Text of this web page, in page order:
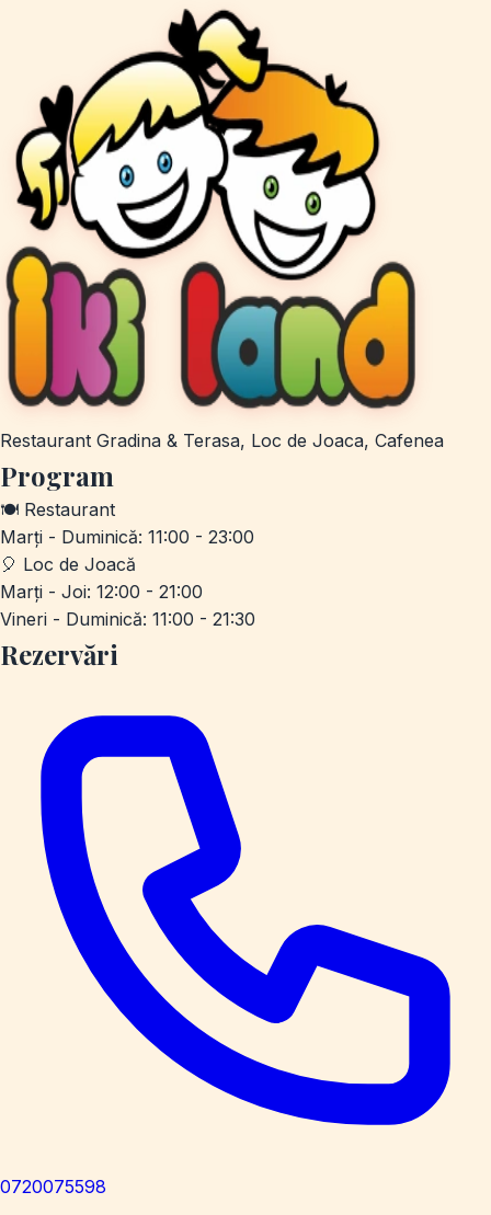
Restaurant Gradina & Terasa, Loc de Joaca, Cafenea
Program
🍽️ Restaurant
Marți - Duminică: 11:00 - 23:00
🎈 Loc de Joacă
Marți - Joi: 12:00 - 21:00
Vineri - Duminică: 11:00 - 21:30
Rezervări
0720075598